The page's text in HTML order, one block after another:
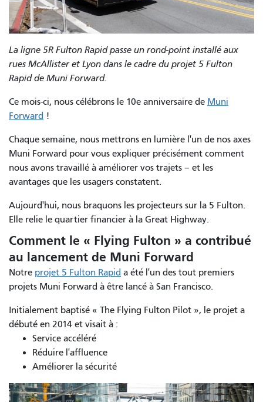
La ligne 5R Fulton Rapid passe un rond-point installé aux
rues McAllister et Lyon dans le cadre du projet 5 Fulton
Rapid de Muni Forward.
Ce mois-ci, nous célébrons le 10e anniversaire de Muni
Forward !
Chaque semaine, nous mettrons en lumière l'un de nos axes
Muni Forward pour vous expliquer précisément comment
nous avons travaillé à améliorer vos trajets – et les
avantages que les usagers constatent.
Aujourd'hui, nous braquons les projecteurs sur la 5 Fulton.
Elle relie le quartier financier à la Great Highway.
Comment le « Flying Fulton » a contribué
au lancement de Muni Forward
Notre projet 5 Fulton Rapid a été l'un des tout premiers
projets Muni Forward à être lancé à San Francisco.
Initialement baptisé « The Flying Fulton Pilot », le projet a
débuté en 2014 et visait à :
Service accéléré
Réduire l'affluence
Améliorer la sécurité